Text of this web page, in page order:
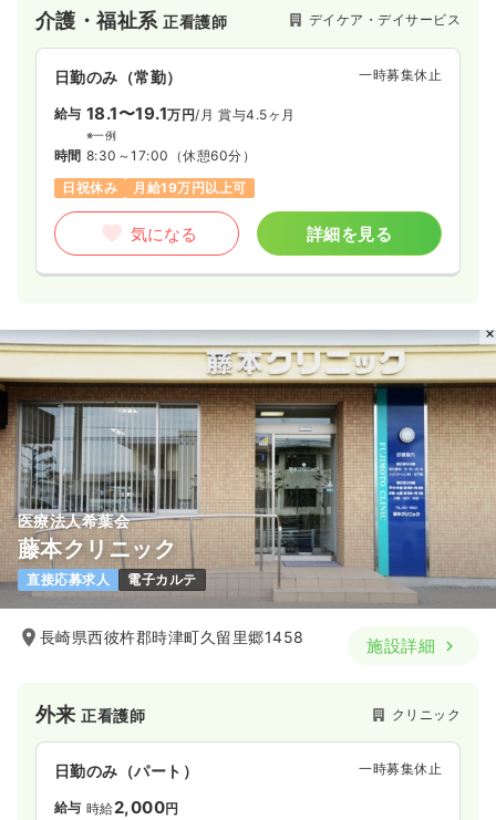
ど、リハビリテーションと日常生活支援を通じて、利用者様の
自立した生活を支援できる職場です。
介護・福祉系正看護師 デイケア・デイサービス
日勤のみ（常勤） 一時募集休止
給与 18.1〜19.1万円/月 賞与4.5ヶ月
※一例
時間 8:30～17:00 （休憩60分）
日祝休み
月給19万円以上可
気になる 詳細を見る
医療法人希葉会
藤本クリニック
直接応募求人 電子カルテ
長崎県西彼杵郡時津町久留里郷1458 施設詳細
外来正看護師 クリニック
日勤のみ（パート） 一時募集休止
給与 時給2,000円